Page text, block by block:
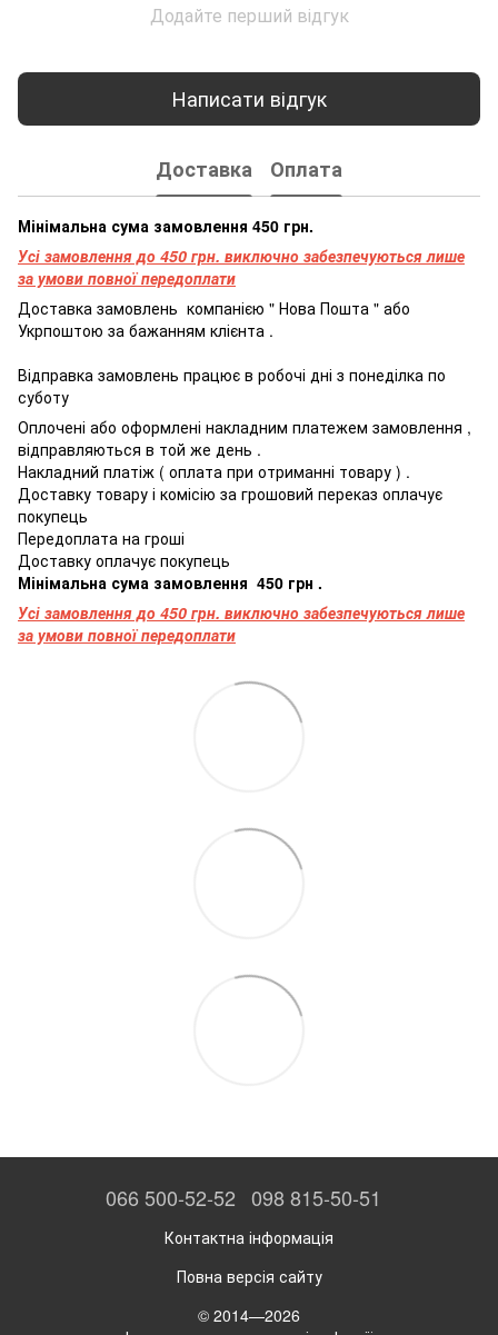
Додайте перший відгук
Написати відгук
Доставка Оплата
Мінімальна сума замовлення 450 грн.
Усі замовлення до 450 грн. виключно забезпечуються лише
за умови повної передоплати
Доставка замовлень компанією " Нова Пошта " або
Укрпоштою за бажанням клієнта .
Відправка замовлень працює в робочі дні з понеділка по
суботу
Оплочені або оформлені накладним платежем замовлення ,
відправляються в той же день .
Накладний платіж ( оплата при отриманні товару ) .
Доставку товару і комісію за грошовий переказ оплачує
покупець
Передоплата на гроші
Доставку оплачує покупець
Мінімальна сума замовлення 450 грн .
Усі замовлення до 450 грн. виключно забезпечуються лише
за умови повної передоплати
066 500-52-52 098 815-50-51
Контактна інформація
Повна версія сайту
© 2014—2026